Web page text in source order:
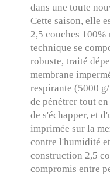
dans une toute
Cette saison, elle
2,5 couches
technique se
robuste, traité
membrane
respirante (5000
de pénétrer tout
de s'échapper, et
imprimée sur la
contre l'humidité
construction 2,5
compromis entre